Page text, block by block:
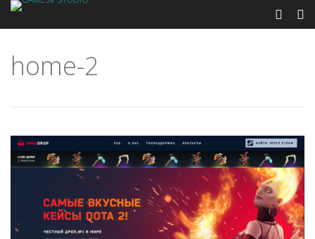
home-2